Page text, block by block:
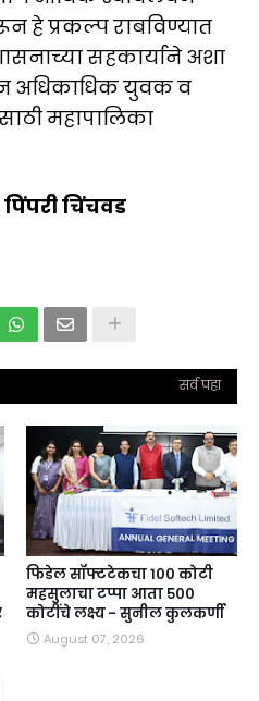
हे प्रकल्प राबविण्यात
सहकार्याने अशा
अधिकाधिक युवक व
महापालिका
चिंचवड
सर्व पहा
फिडेल सॉफ्टटेकचा १०० कोटी
महसुलाचा टप्पा आता ५००
कोटींचे लक्ष्य - सुनील कुलकर्णी
August 07, 2026